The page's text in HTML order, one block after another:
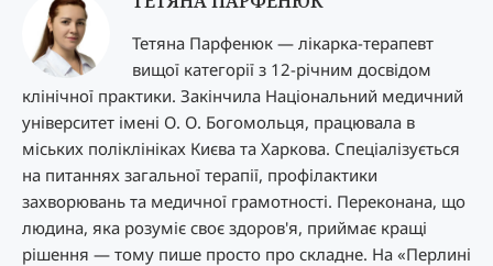
Тетяна Парфенюк — лікарка-терапевт
вищої категорії з 12-річним досвідом
клінічної практики. Закінчила Національний медичний
університет імені О. О. Богомольця, працювала в
міських поліклініках Києва та Харкова. Спеціалізується
на питаннях загальної терапії, профілактики
захворювань та медичної грамотності. Переконана, що
людина, яка розуміє своє здоров'я, приймає кращі
рішення — тому пише просто про складне. На «Перлині